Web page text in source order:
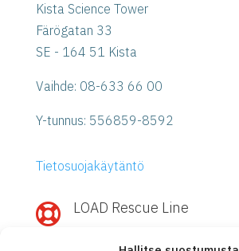
Kista Science Tower
Färögatan 33
SE - 164 51 Kista
Vaihde: 08-633 66 00
Y-tunnus: 556859-8592
Tietosuojakäytäntö
 LOAD Rescue Line